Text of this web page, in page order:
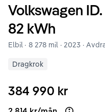
Volkswagen
82 kWh
Elbil · 8 278 mil · 2023 ·
Dragkrok
384 990 kr